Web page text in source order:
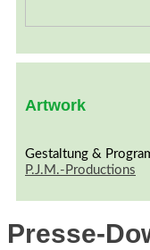
Artwork
Gestaltung &
P.J.M.-Productions
Presse-